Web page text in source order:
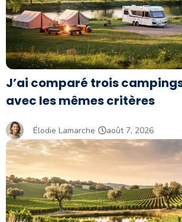
J’ai comparé trois campings
avec les mêmes critères
Élodie Lamarche août 7, 2026